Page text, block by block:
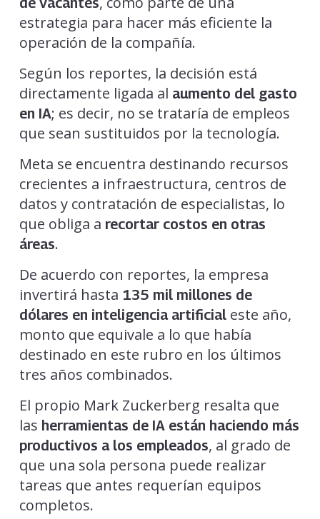
estrategia para hacer más eficiente la
operación de la compañía.
Según los reportes, la decisión está
directamente ligada al aumento del gasto
en IA; es decir, no se trataría de empleos
que sean sustituidos por la tecnología.
Meta se encuentra destinando recursos
crecientes a infraestructura, centros de
datos y contratación de especialistas, lo
que obliga a recortar costos en otras
áreas.
De acuerdo con reportes, la empresa
invertirá hasta 135 mil millones de
dólares en inteligencia artificial este año,
monto que equivale a lo que había
destinado en este rubro en los últimos
tres años combinados.
El propio Mark Zuckerberg resalta que
las herramientas de IA están haciendo más
productivos a los empleados, al grado de
que una sola persona puede realizar
tareas que antes requerían equipos
completos.